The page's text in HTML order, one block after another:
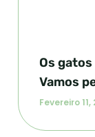
Os
Vamos
Fevereiro 11,